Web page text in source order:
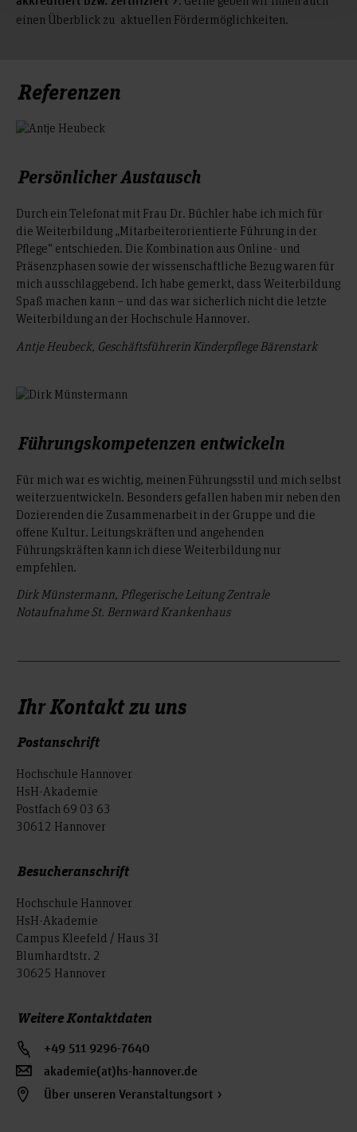
Seminar durchgeführt werden. Die unterschiedlichen
Formate in Präsenz, online oder hybrid orientieren sich am
Akademie ein Hochschulzertifikat. Diverse Programme sind
durch die ausgewiesenen ECTS-Punkte bei zukünftigen
Studienleistungen anrechenbar. Ebenso können Sie bei
oder mehrere Jahre relevante Berufserfahrung sind
wünschenswert. Einzelne Module können nach Absprache als
Inhalte vermittelt, die die Bedürfnisse und Anforderungen
Ihrer Institution in den Fokus rücken. Sie können entweder
zusammenstellen lassen. Gerne erörtern wir gemeinsam
verschiedene Optionen.
einen Überblick zu aktuellen Fördermöglichkeiten.
Referenzen
Persönlicher Austausch
Durch ein Telefonat mit Frau Dr. Büchler habe ich mich für
die Weiterbildung „Mitarbeiterorientierte Führung in der
Pflege“ entschieden. Die Kombination aus Online- und
Präsenzphasen sowie der wissenschaftliche Bezug waren für
mich ausschlaggebend. Ich habe gemerkt, dass Weiterbildung
Spaß machen kann – und das war sicherlich nicht die letzte
Weiterbildung an der Hochschule Hannover.
Antje Heubeck, Geschäftsführerin Kinderpflege Bärenstark
Führungskompetenzen entwickeln
Für mich war es wichtig, meinen Führungsstil und mich selbst
weiterzuentwickeln. Besonders gefallen haben mir neben den
Dozierenden die Zusammenarbeit in der Gruppe und die
offene Kultur. Leitungskräften und angehenden
Führungskräften kann ich diese Weiterbildung nur
empfehlen.
Dirk Münstermann, Pflegerische Leitung Zentrale
Notaufnahme St. Bernward Krankenhaus
Ihr Kontakt zu uns
Postanschrift
Hochschule Hannover
HsH-Akademie
Postfach 69 03 63
30612 Hannover
Besucheranschrift
Hochschule Hannover
HsH-Akademie
Campus Kleefeld / Haus 3I
Blumhardtstr. 2
30625 Hannover
Weitere Kontaktdaten
+49 511 9296-7640
akademie(at)hs-hannover.de
Über unseren Veranstaltungsort